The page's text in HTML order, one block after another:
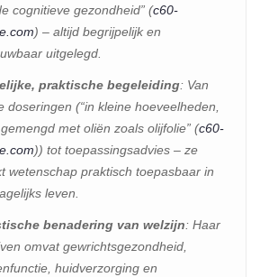
cognitieve gezondheid” (c60-
) – altijd begrijpelijk en
uitgelegd.
praktische begeleiding: Van
doseringen (“in kleine hoeveelheden,
met oliën zoals olijfolie” (c60-
)) tot toepassingsadvies – ze
wetenschap praktisch toepasbaar in
leven.
benadering van welzijn: Haar
omvat gewrichtsgezondheid,
huidverzorging en